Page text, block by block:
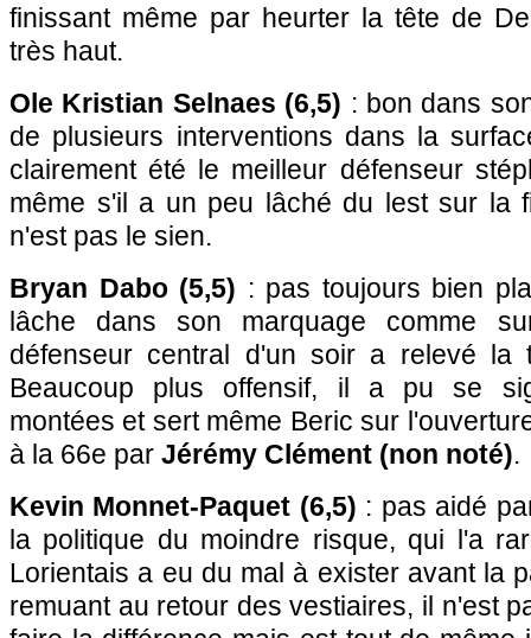
finissant même par heurter la tête de
très haut.
Ole Kristian Selnaes (6,5) : bon dans
de plusieurs interventions dans la
clairement été le meilleur défenseur
même s'il a un peu lâché du lest sur la
n'est pas le sien.
Bryan Dabo (5,5) : pas toujours bien
lâche dans son marquage comme
défenseur central d'un soir a relevé la
Beaucoup plus offensif, il a pu se
montées et sert même Beric sur
à la 66e par Jérémy Clément (non noté).
Kevin Monnet-Paquet (6,5) : pas aidé
la politique du moindre risque, qui l'a
Lorientais a eu du mal à exister avant la
remuant au retour des vestiaires, il n'est